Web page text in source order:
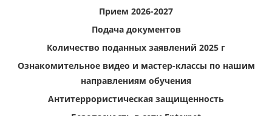
Прием 2026-2027
Подача документов
Количество поданных заявлений 2025 г
Ознакомительное видео и мастер-классы по нашим
направлениям обучения
Антитеррористическая защищенность